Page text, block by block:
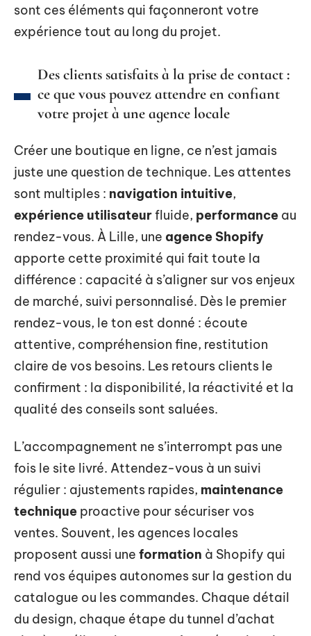
sont ces éléments qui façonneront votre
expérience tout au long du projet.
Des clients satisfaits à la prise de contact :
ce que vous pouvez attendre en confiant
votre projet à une agence locale
Créer une boutique en ligne, ce n’est jamais
juste une question de technique. Les attentes
sont multiples : navigation intuitive,
expérience utilisateurfluide, performance au
rendez-vous. À Lille, une agence Shopify
apporte cette proximité qui fait toute la
différence : capacité à s’aligner sur vos enjeux
de marché, suivi personnalisé. Dès le premier
rendez-vous, le ton est donné : écoute
attentive, compréhension fine, restitution
claire de vos besoins. Les retours clients le
confirment : la disponibilité, la réactivité et la
qualité des conseils sont saluées.
L’accompagnement ne s’interrompt pas une
fois le site livré. Attendez-vous à un suivi
régulier : ajustements rapides, maintenance
technique proactive pour sécuriser vos
ventes. Souvent, les agences locales
proposent aussi une formation à Shopify qui
rend vos équipes autonomes sur la gestion du
catalogue ou les commandes. Chaque détail
du design, chaque étape du tunnel d’achat